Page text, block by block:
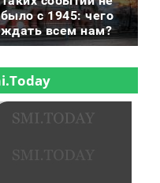
было с 1945: чего
ждать всем нам?